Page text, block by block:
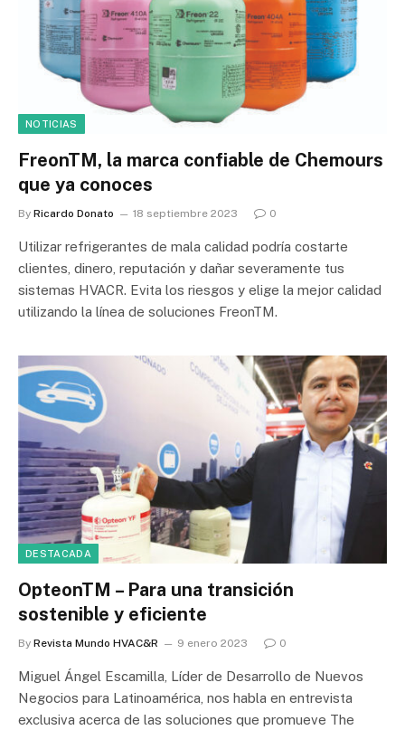
NOTICIAS
FreonTM, la marca confiable de Chemours
que ya conoces
By Ricardo Donato 18 septiembre 2023 0
Utilizar refrigerantes de mala calidad podría costarte
clientes, dinero, reputación y dañar severamente tus
sistemas HVACR. Evita los riesgos y elige la mejor calidad
utilizando la línea de soluciones FreonTM.
DESTACADA
OpteonTM – Para una transición
sostenible y eficiente
By Revista Mundo HVAC&R 9 enero 2023 0
Miguel Ángel Escamilla, Líder de Desarrollo de Nuevos
Negocios para Latinoamérica, nos habla en entrevista
exclusiva acerca de las soluciones que promueve The